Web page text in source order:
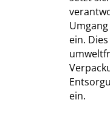
ein.
ein.